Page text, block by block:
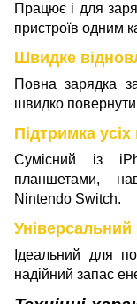
Працює і для
пристроїв одним
Швидке
Повна зарядка
швидко
Підтримка
Сумісний із
планшетами,
Nintendo Switch.
Ідеальний для
надійний запас